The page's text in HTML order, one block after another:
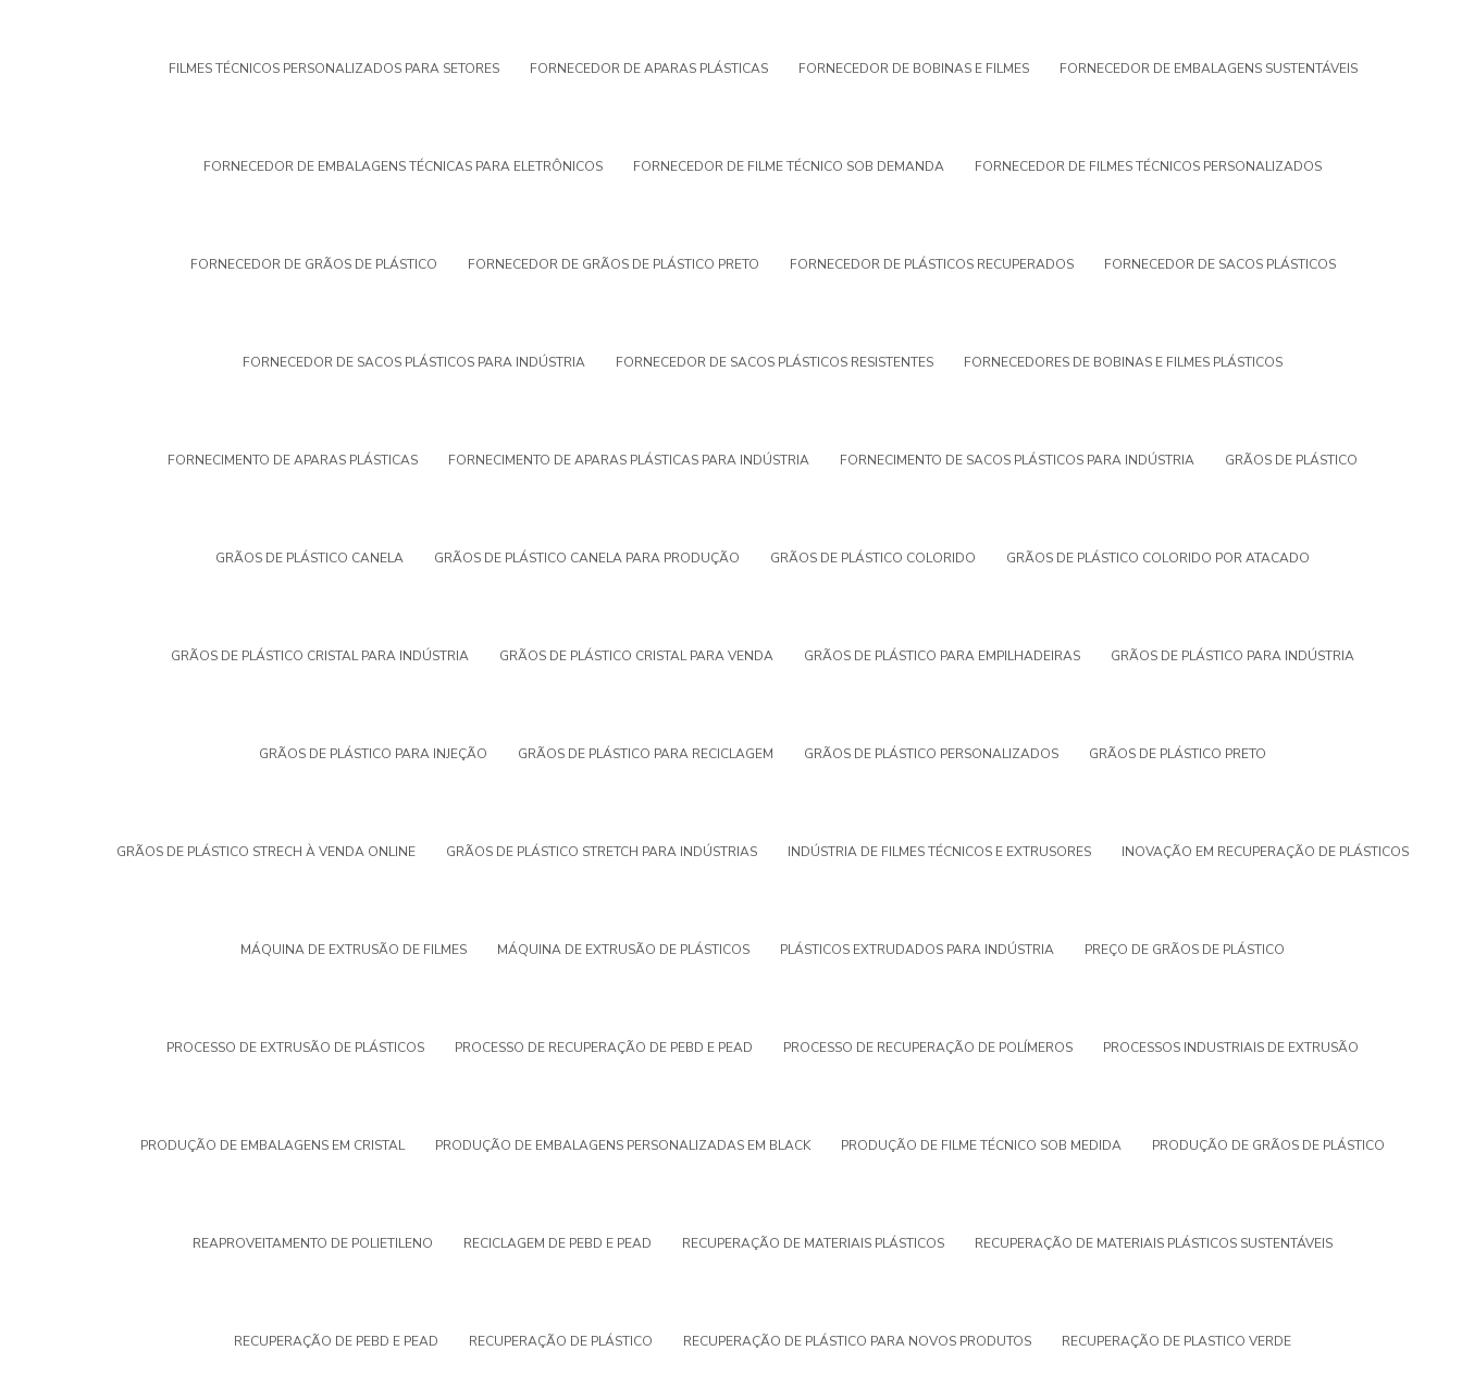
FILMES TÉCNICOS PERSONALIZADOS PARA SETORES FORNECEDOR DE APARAS PLÁSTICAS FORNECEDOR DE BOBINAS E FILMES FORNECEDOR DE EMBALAGENS SUSTENTÁVEIS
FORNECEDOR DE EMBALAGENS TÉCNICAS PARA ELETRÔNICOS FORNECEDOR DE FILME TÉCNICO SOB DEMANDA FORNECEDOR DE FILMES TÉCNICOS PERSONALIZADOS
FORNECEDOR DE GRÃOS DE PLÁSTICO FORNECEDOR DE GRÃOS DE PLÁSTICO PRETO FORNECEDOR DE PLÁSTICOS RECUPERADOS FORNECEDOR DE SACOS PLÁSTICOS
FORNECEDOR DE SACOS PLÁSTICOS PARA INDÚSTRIA FORNECEDOR DE SACOS PLÁSTICOS RESISTENTES FORNECEDORES DE BOBINAS E FILMES PLÁSTICOS
FORNECIMENTO DE APARAS PLÁSTICAS FORNECIMENTO DE APARAS PLÁSTICAS PARA INDÚSTRIA FORNECIMENTO DE SACOS PLÁSTICOS PARA INDÚSTRIA GRÃOS DE PLÁSTICO
GRÃOS DE PLÁSTICO CANELA GRÃOS DE PLÁSTICO CANELA PARA PRODUÇÃO GRÃOS DE PLÁSTICO COLORIDO GRÃOS DE PLÁSTICO COLORIDO POR ATACADO
GRÃOS DE PLÁSTICO CRISTAL PARA INDÚSTRIA GRÃOS DE PLÁSTICO CRISTAL PARA VENDA GRÃOS DE PLÁSTICO PARA EMPILHADEIRAS GRÃOS DE PLÁSTICO PARA INDÚSTRIA
GRÃOS DE PLÁSTICO PARA INJEÇÃO GRÃOS DE PLÁSTICO PARA RECICLAGEM GRÃOS DE PLÁSTICO PERSONALIZADOS GRÃOS DE PLÁSTICO PRETO
GRÃOS DE PLÁSTICO STRECH À VENDA ONLINE GRÃOS DE PLÁSTICO STRETCH PARA INDÚSTRIAS INDÚSTRIA DE FILMES TÉCNICOS E EXTRUSORES INOVAÇÃO EM RECUPERAÇÃO DE PLÁSTICOS
MÁQUINA DE EXTRUSÃO DE FILMES MÁQUINA DE EXTRUSÃO DE PLÁSTICOS PLÁSTICOS EXTRUDADOS PARA INDÚSTRIA PREÇO DE GRÃOS DE PLÁSTICO
PROCESSO DE EXTRUSÃO DE PLÁSTICOS PROCESSO DE RECUPERAÇÃO DE PEBD E PEAD PROCESSO DE RECUPERAÇÃO DE POLÍMEROS PROCESSOS INDUSTRIAIS DE EXTRUSÃO
PRODUÇÃO DE EMBALAGENS EM CRISTAL PRODUÇÃO DE EMBALAGENS PERSONALIZADAS EM BLACK PRODUÇÃO DE FILME TÉCNICO SOB MEDIDA PRODUÇÃO DE GRÃOS DE PLÁSTICO
REAPROVEITAMENTO DE POLIETILENO RECICLAGEM DE PEBD E PEAD RECUPERAÇÃO DE MATERIAIS PLÁSTICOS RECUPERAÇÃO DE MATERIAIS PLÁSTICOS SUSTENTÁVEIS
RECUPERAÇÃO DE PEBD E PEAD RECUPERAÇÃO DE PLÁSTICO RECUPERAÇÃO DE PLÁSTICO PARA NOVOS PRODUTOS RECUPERAÇÃO DE PLASTICO VERDE